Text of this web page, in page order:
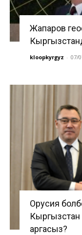
Жапаров
kloopkyrgyz - 07/
Орусия
Кыргызстан
аргасыз?